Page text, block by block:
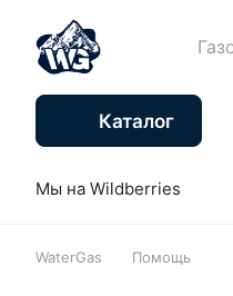
Каталог
Мы на Wildberries
WaterGas Помощь